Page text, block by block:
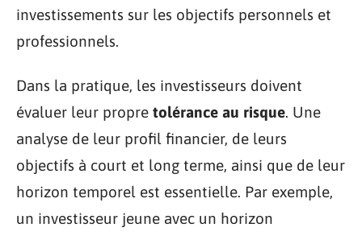
investissements sur les objectifs personnels et
professionnels.
Dans la pratique, les investisseurs doivent
évaluer leur propre tolérance au risque. Une
analyse de leur profil financier, de leurs
objectifs à court et long terme, ainsi que de leur
horizon temporel est essentielle. Par exemple,
un investisseur jeune avec un horizon